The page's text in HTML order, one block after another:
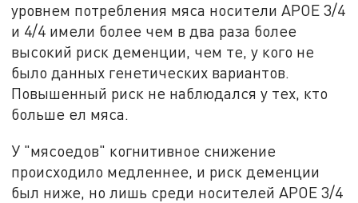
уровнем потребления мяса носители APOE 3/4
и 4/4 имели более чем в два раза более
высокий риск деменции, чем те, у кого не
было данных генетических вариантов.
Повышенный риск не наблюдался у тех, кто
больше ел мяса.
У "мясоедов" когнитивное снижение
происходило медленнее, и риск деменции
был ниже, но лишь среди носителей APOE 3/4